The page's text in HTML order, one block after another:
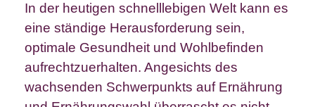
In der heutigen schnelllebigen Welt kann es
eine ständige Herausforderung sein,
optimale Gesundheit und Wohlbefinden
aufrechtzuerhalten. Angesichts des
wachsenden Schwerpunkts auf Ernährung